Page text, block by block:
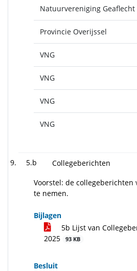
Natuurvereniging Geaflecht
Provincie Overijssel
VNG
VNG
VNG
VNG
5.b
Collegeberichten
Voorstel: de collegeberichten
te nemen.
Bijlagen
5b Lijst van
2025
93 KB
Besluit